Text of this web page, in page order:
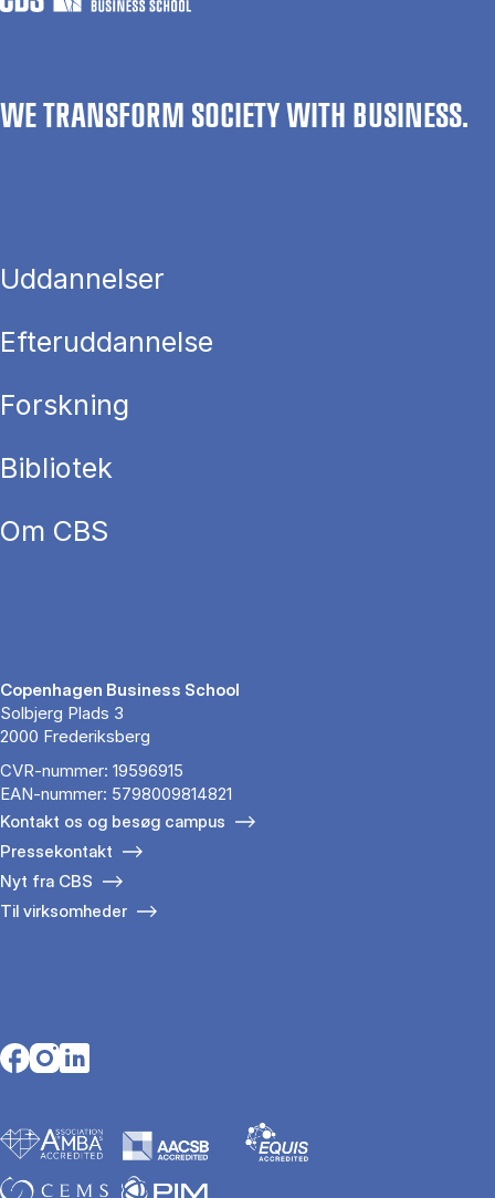
WE TRANSFORM SOCIETY WITH BUSINESS.
Uddannelser
Efteruddannelse
Forskning
Bibliotek
Om CBS
Copenhagen Business School
Solbjerg Plads 3
2000 Frederiksberg
CVR-nummer: 19596915
EAN-nummer: 5798009814821
Kontakt os og besøg campus
Pressekontakt
Nyt fra CBS
Til virksomheder
Opens in a new tab
Opens in a new tab
Opens in a new tab